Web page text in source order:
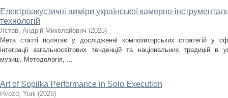
Електроакустичні виміри української камерно-
технологій
Лєтов, Андрій Миколайович (2025)
Мета статті полягає у дослідженні композиторських стратегій у
інтеграції загальносвітових тенденцій та національних традицій в
музиці. Методологія, ...
Art of Sopilka Performance in Solo Execution
Нvozd, Yurii (2025)